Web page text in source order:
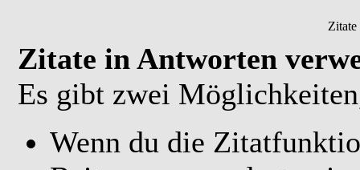
Zitate in Antworten
Es gibt zwei
Wenn du die